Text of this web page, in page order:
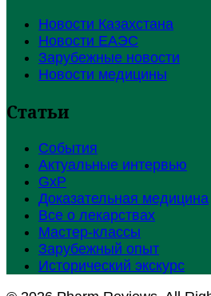
Новости Казахстана
Новости ЕАЭС
Зарубежные новости
Новости медицины
Статьи
События
Актуальные интервью
GxP
Доказательная медицина
Все о лекарствах
Мастер-классы
Зарубежный опыт
Исторический экскурс